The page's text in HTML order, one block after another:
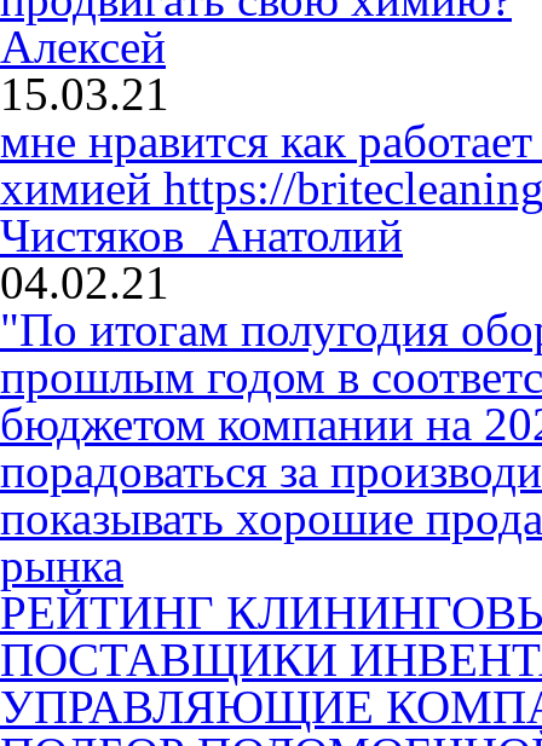
Алексей
15.03.21
мне нравится как
химией https://
Чистяков Анатолий
04.02.21
"По итогам полугодия
прошлым годом в
бюджетом компании на
порадоваться за
показывать хорошие
рынка
РЕЙТИНГ
ПОСТАВЩИКИ
УПРАВЛЯЮЩИЕ